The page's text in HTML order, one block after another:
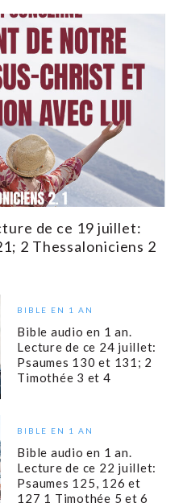
de ce 19 juillet:
2 Thessaloniciens 2
BIBLE EN 1 AN
Bible audio en 1 an.
Lecture de ce 24 juillet:
Psaumes 130 et 131; 2
Timothée 3 et 4
BIBLE EN 1 AN
Bible audio en 1 an.
Lecture de ce 22 juillet:
Psaumes 125, 126 et
127 1 Timothée 5 et 6